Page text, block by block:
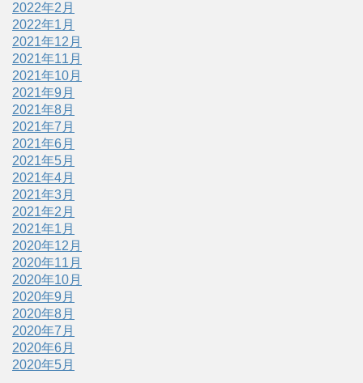
2022年2月
2022年1月
2021年12月
2021年11月
2021年10月
2021年9月
2021年8月
2021年7月
2021年6月
2021年5月
2021年4月
2021年3月
2021年2月
2021年1月
2020年12月
2020年11月
2020年10月
2020年9月
2020年8月
2020年7月
2020年6月
2020年5月